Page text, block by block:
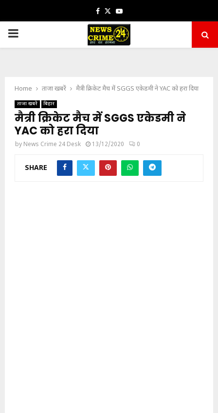
Facebook
TwitterYoutube
PRIMARY
Home ताजा खबरें मैत्री क्रिकेट मैच में SGGS एकेडमी ने YAC को हरा दिया
ताजा खबरें बिहार
मैत्री क्रिकेट मैच में SGGS एकेडमी ने
YAC को हरा दिया
by News Crime 24 Desk 13/12/2020 0
SHARE